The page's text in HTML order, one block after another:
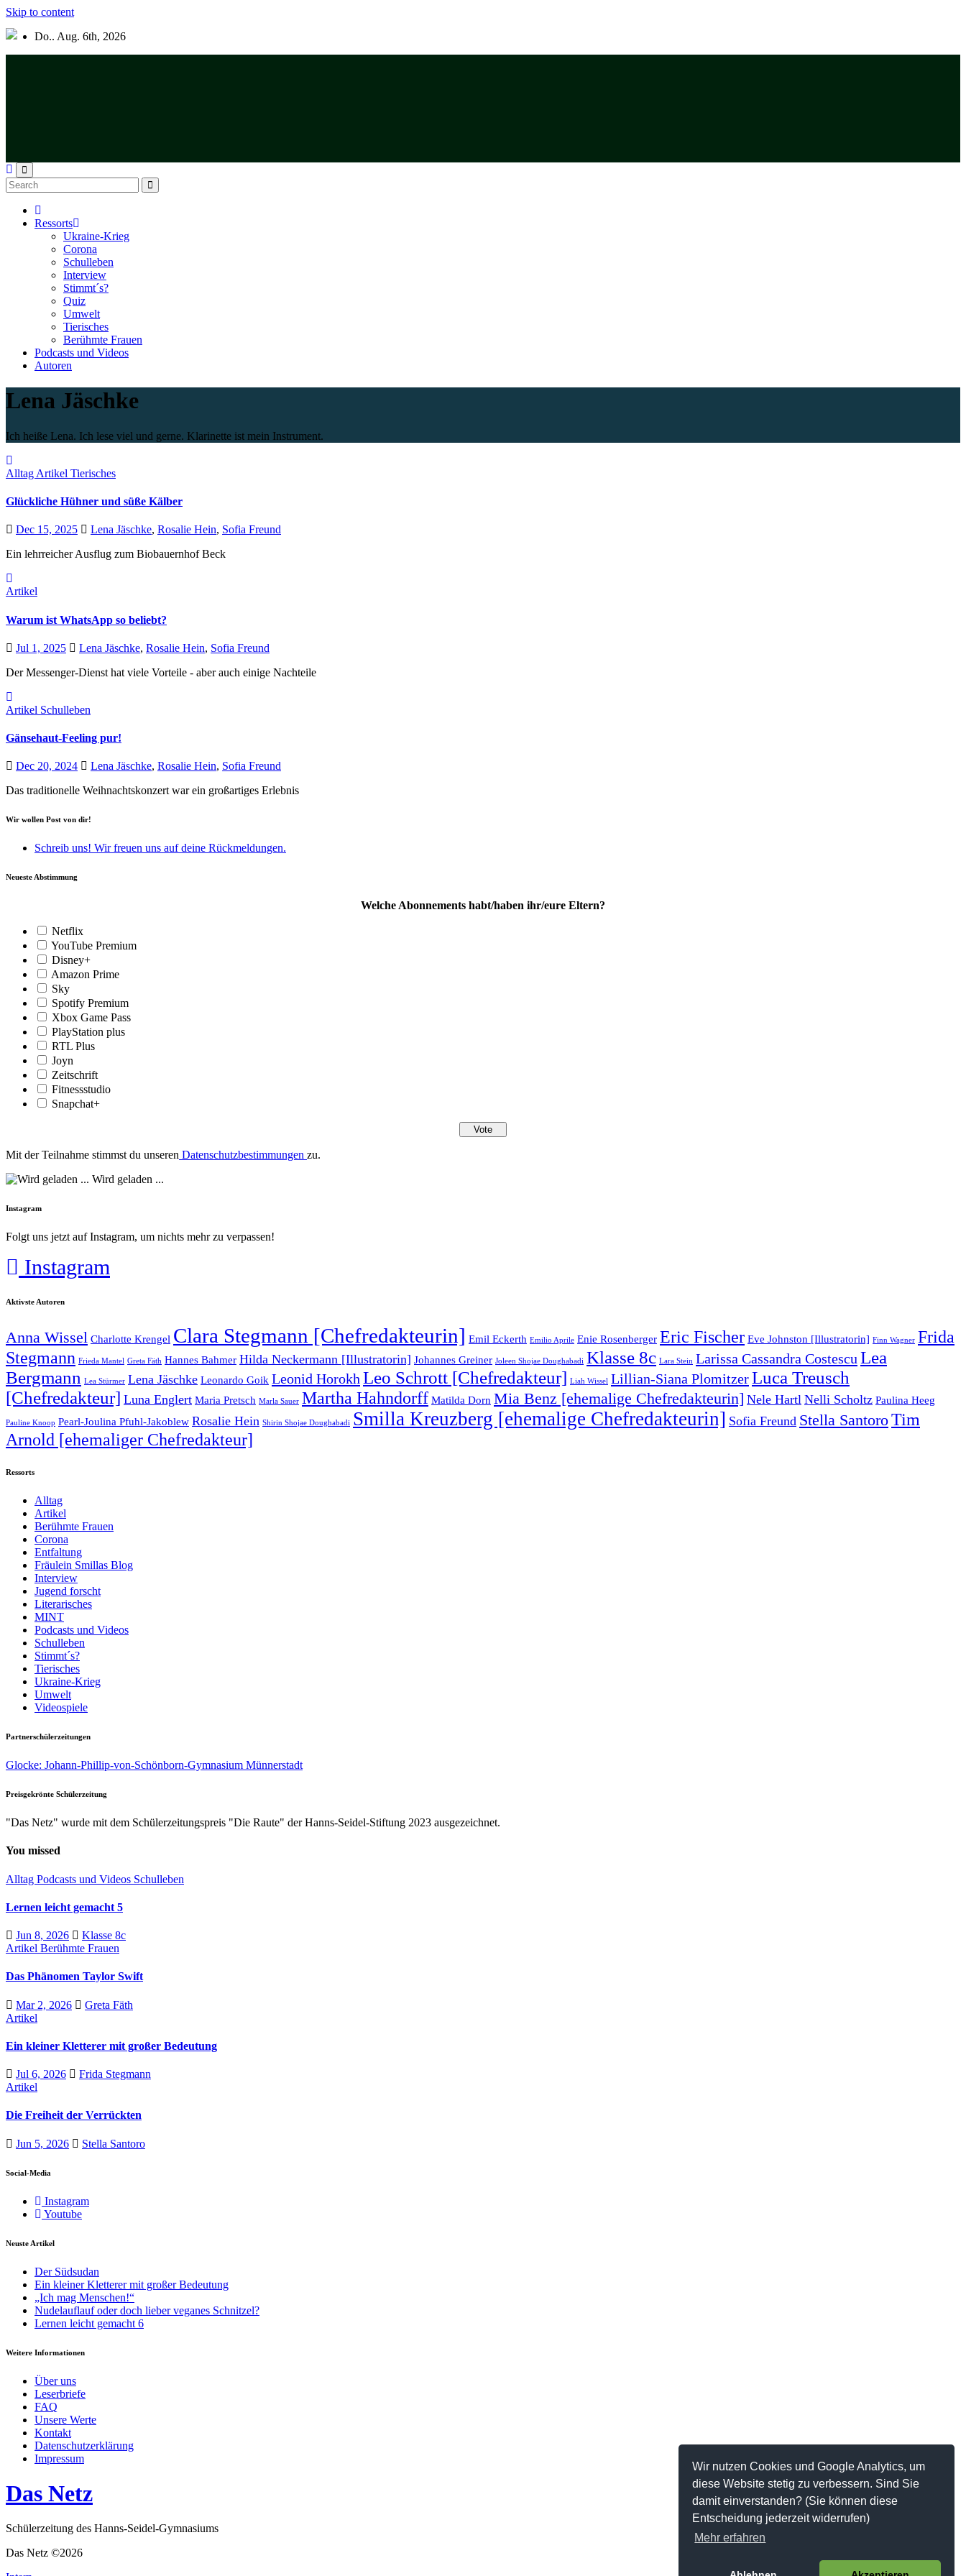
Wir nutzen Cookies und Google Analytics, um
diese Website stetig zu verbessern. Sind Sie
damit einverstanden? (Sie können diese
Entscheidung jederzeit widerrufen)
Mehr erfahren
Skip to content
Do.. Aug. 6th, 2026
Ressorts
Ukraine-Krieg
Corona
Schulleben
Interview
Stimmt´s?
Quiz
Umwelt
Tierisches
Berühmte Frauen
Podcasts und Videos
Autoren
Lena Jäschke
Ich heiße Lena. Ich lese viel und gerne. Klarinette ist mein Instrument.
Alltag Artikel Tierisches
Glückliche Hühner und süße Kälber
Dec 15, 2025 Lena Jäschke, Rosalie Hein, Sofia Freund
Ein lehrreicher Ausflug zum Biobauernhof Beck
Artikel
Warum ist WhatsApp so beliebt?
Jul 1, 2025 Lena Jäschke, Rosalie Hein, Sofia Freund
Der Messenger-Dienst hat viele Vorteile - aber auch einige Nachteile
Artikel Schulleben
Gänsehaut-Feeling pur!
Dec 20, 2024 Lena Jäschke, Rosalie Hein, Sofia Freund
Das traditionelle Weihnachtskonzert war ein großartiges Erlebnis
Wir wollen Post von dir!
Schreib uns! Wir freuen uns auf deine Rückmeldungen.
Neueste Abstimmung
Welche Abonnements habt/haben ihr/eure Eltern?
Netflix
YouTube Premium
Disney+
Amazon Prime
Sky
Spotify Premium
Xbox Game Pass
PlayStation plus
RTL Plus
Joyn
Zeitschrift
Fitnessstudio
Snapchat+
Mit der Teilnahme stimmst du unseren Datenschutzbestimmungen zu.
Wird geladen ...
Instagram
Folgt uns jetzt auf Instagram, um nichts mehr zu verpassen!
Instagram
Aktivste Autoren
Anna Wissel Charlotte Krengel Clara Stegmann [Chefredakteurin] Emil Eckerth Emilio Aprile Enie Rosenberger Eric Fischer Eve Johnston [Illustratorin] Finn Wagner Frida
Stegmann Frieda Mantel Greta Fäth Hannes Bahmer Hilda Neckermann [Illustratorin] Johannes Greiner Joleen Shojae Doughabadi Klasse 8c Lara Stein Larissa Cassandra Costescu Lea
Bergmann Lea Stürmer Lena Jäschke Leonardo Goik Leonid Horokh Leo Schrott [Chefredakteur] Liah Wissel Lillian-Siana PlomitzerLuca Treusch
[Chefredakteur] Luna Englert Maria Pretsch Marla Sauer Martha Hahndorff Matilda Dorn Mia Benz [ehemalige Chefredakteurin] Nele Hartl Nelli Scholtz Paulina Heeg
Pauline Knoop Pearl-Joulina Pfuhl-Jakoblew Rosalie Hein Shirin Shojae Doughabadi Smilla Kreuzberg [ehemalige Chefredakteurin] Sofia Freund Stella SantoroTim
Arnold [ehemaliger Chefredakteur]
Ressorts
Alltag
Artikel
Berühmte Frauen
Corona
Entfaltung
Fräulein Smillas Blog
Interview
Jugend forscht
Literarisches
MINT
Podcasts und Videos
Schulleben
Stimmt´s?
Tierisches
Ukraine-Krieg
Umwelt
Videospiele
Partnerschülerzeitungen
Glocke: Johann-Phillip-von-Schönborn-Gymnasium Münnerstadt
Preisgekrönte Schülerzeitung
"Das Netz" wurde mit dem Schülerzeitungspreis "Die Raute" der Hanns-Seidel-Stiftung 2023 ausgezeichnet.
You missed
Alltag Podcasts und Videos Schulleben
Lernen leicht gemacht 5
Jun 8, 2026
Klasse 8c
Artikel Berühmte Frauen
Das Phänomen Taylor Swift
Mar 2, 2026
Greta Fäth
Artikel
Ein kleiner Kletterer mit großer Bedeutung
Jul 6, 2026
Frida Stegmann
Artikel
Die Freiheit der Verrückten
Jun 5, 2026 Stella Santoro
Social-Media
Instagram
Youtube
Neuste Artikel
Der Südsudan
Ein kleiner Kletterer mit großer Bedeutung
„Ich mag Menschen!“
Nudelauflauf oder doch lieber veganes Schnitzel?
Lernen leicht gemacht 6
Weitere Informationen
Über uns
Leserbriefe
FAQ
Unsere Werte
Kontakt
Datenschutzerklärung
Impressum
Das Netz
Schülerzeitung des Hanns-Seidel-Gymnasiums
Das Netz ©2026